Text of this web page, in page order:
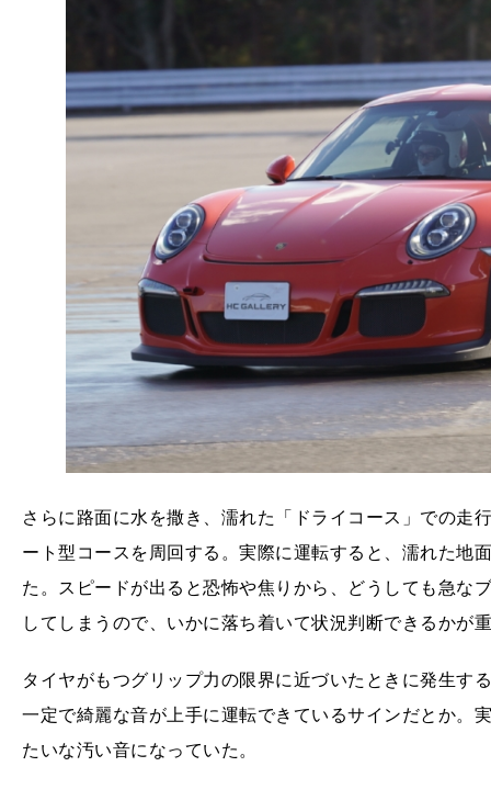
さらに路面に水を撒き、濡れた「ドライコース」での走
ート型コースを周回する。実際に運転すると、濡れた地
た。スピードが出ると恐怖や焦りから、どうしても急な
してしまうので、いかに落ち着いて状況判断できるかが
タイヤがもつグリップ力の限界に近づいたときに発生す
一定で綺麗な音が上手に運転できているサインだとか。
たいな汚い音になっていた。